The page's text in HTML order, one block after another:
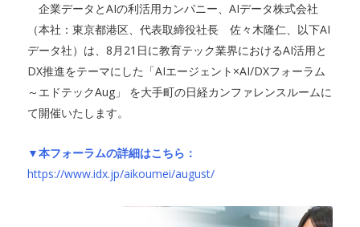
企業データとAIの利活用カンパニー、AIデータ株式会社
（本社：東京都港区、代表取締役社長 佐々木隆仁、以下AI
データ社）は、8月21日に教育テック業界におけるAI活用と
DX推進をテーマにした「AIエージェント×AI/DXフォーラム
～エドテックAug」 を大手町の日経カンファレンスルームに
て開催いたします。
▼本フォーラムの詳細はこちら：
https://www.idx.jp/aikoumei/august/